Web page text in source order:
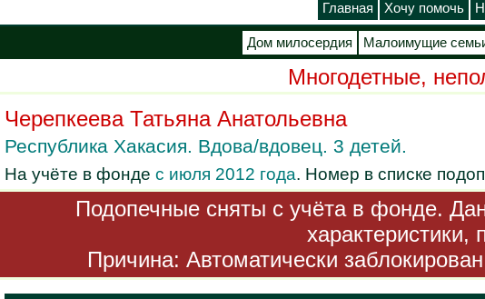
Главная Хочу помочь
Дом милосердия Малоимущие
Многодетные,
Черепкеева Татьяна Анатольевна
Республика Хакасия. Вдова/вдовец. 3 детей.
На учёте в фонде с июля 2012 года. Номер в списке
Подопечные сняты с учёта в фонде.
Причина: Автоматически